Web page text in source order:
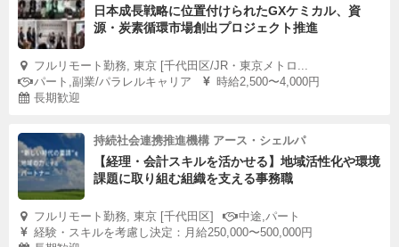
日本成長戦略に位置付けられたGXケミカル、資
源・炭素循環市場創出プロジェクト推進
フルリモート勤務, 東京 [千代田区/JR・東京メトロ...
パート,副業/パラレルキャリア
時給2,500〜4,000円
長期歓迎
持続社会連携推進機構 アース・シェルパ
【経理・会計スキルを活かせる】地域活性化や環境
課題に取り組む組織を支える事務職
フルリモート勤務, 東京 [千代田区]
中途,パート
経験・スキルを考慮し決定：月給250,000〜500,000円